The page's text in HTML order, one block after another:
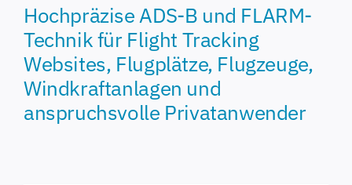
Hochpräzise ADS-B und FLARM-
Technik für Flight Tracking
Websites, Flugplätze, Flugzeuge,
Windkraftanlagen und
anspruchsvolle Privatanwender